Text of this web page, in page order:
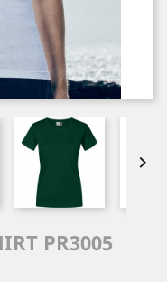

PR3005